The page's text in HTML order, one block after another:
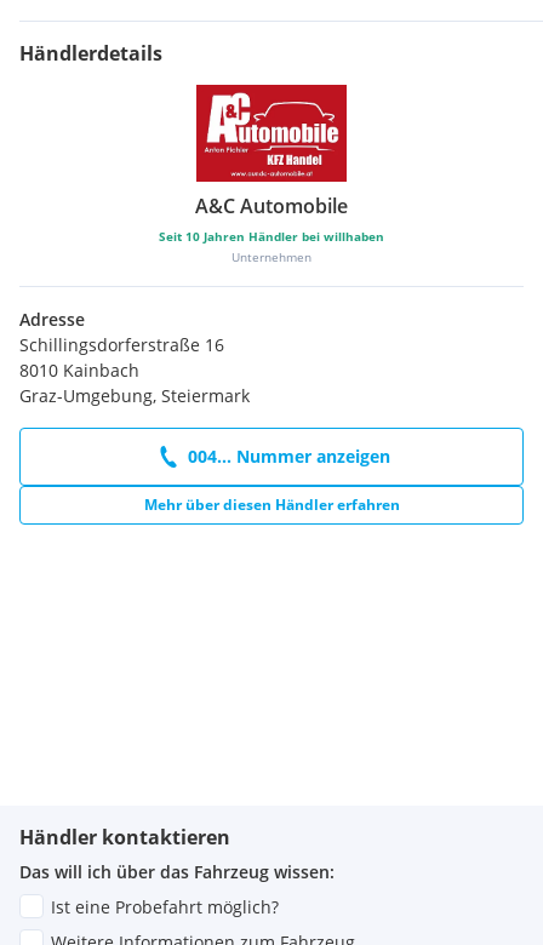
Händlerdetails
A&C Automobile
Seit 10 Jahren Händler bei willhaben
Unternehmen
Adresse
Schillingsdorferstraße 16
8010 Kainbach
Graz-Umgebung, Steiermark
004... Nummer anzeigen
Mehr über diesen Händler erfahren
Händler kontaktieren
Das will ich über das Fahrzeug wissen:
Ist eine Probefahrt möglich?